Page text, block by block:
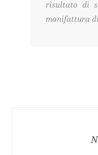
risultato di
manifattura